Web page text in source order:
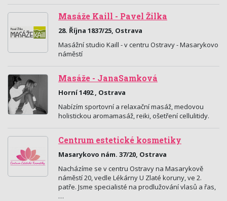
Masáže Kaill - Pavel Žilka
28. Října 1837/25, Ostrava
Masážní studio Kaill - v centru Ostravy - Masarykovo
náměstí
Masáže - JanaSamková
Horní 1492 , Ostrava
Nabízím sportovní a relaxační masáž, medovou
holistickou aromamasáž, reiki, ošetření cellulitidy.
Centrum estetické kosmetiky
Masarykovo nám. 37/20, Ostrava
Nacházíme se v centru Ostravy na Masarykově
náměstí 20, vedle Lékárny U Zlaté koruny, ve 2.
patře. Jsme specialisté na prodlužování vlasů a řas,
…